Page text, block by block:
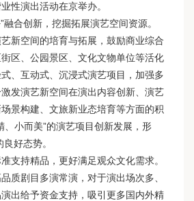
性演出活动在京举办。
融合创新，挖掘拓展演艺空间资源。
艺新空间的培育与拓展，鼓励商业综合
区、公园景区、文化文物单位等活化
、互动式、沉浸式演艺项目，加强多
发演艺新空间在演出内容创新、演艺
景构建、文旅新业态培育等方面的积
、小而美”的演艺项目创新发展，形
好态势。
支持精品，更好满足观众文化需求。
质剧目多演常演，对于演出场次多、
出给予资金支持，吸引更多国内外精